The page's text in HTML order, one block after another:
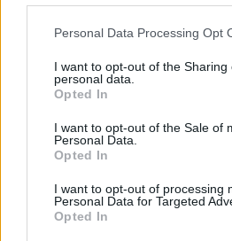
Personal Data Processing Opt
I want to opt-out of the Sharing
personal data.
Opted In
I want to opt-out of the Sale of
Personal Data.
Opted In
I want to opt-out of processing
Personal Data for Targeted
Opted In
Ropa y accesorios para el